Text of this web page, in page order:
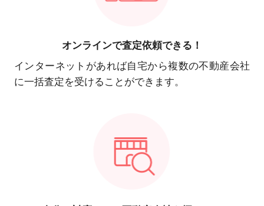
オンラインで査定依頼できる！
インターネットがあれば自宅から複数の不動産会社
に一括査定を受けることができます。